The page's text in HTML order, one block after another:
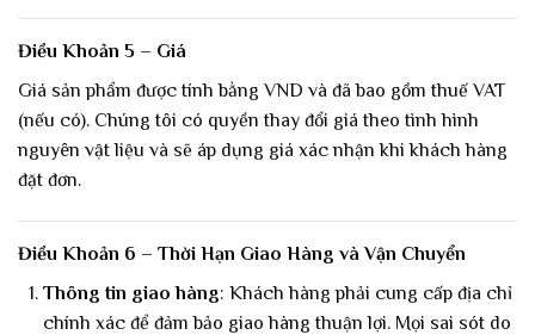
Điều Khoản 5 – Giá
Giá sản phẩm được tính bằng VND và đã bao gồm thuế VAT
(nếu có). Chúng tôi có quyền thay đổi giá theo tình hình
nguyên vật liệu và sẽ áp dụng giá xác nhận khi khách hàng
đặt đơn.
Điều Khoản 6 – Thời Hạn Giao Hàng và Vận Chuyển
Thông tin giao hàng: Khách hàng phải cung cấp địa chỉ
chính xác để đảm bảo giao hàng thuận lợi. Mọi sai sót do